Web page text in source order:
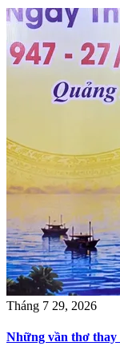
Tháng 7 29, 2026
Những vần thơ thay